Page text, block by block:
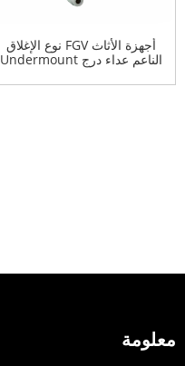
أجهزة الأثاث FGV نوع الإغلاق
الناعم عداء درج Undermount
انزلق بالضغط لفتح درج منزلق
للسكك الحديدية
معلومة